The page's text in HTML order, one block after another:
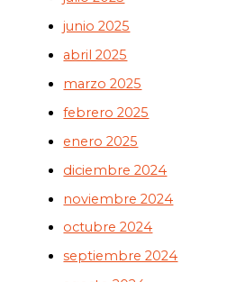
junio 2025
abril 2025
marzo 2025
febrero 2025
enero 2025
diciembre 2024
noviembre 2024
octubre 2024
septiembre 2024